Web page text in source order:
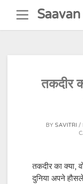
content
Saavan
तकदीर
BY SAVITRI
तकदीर का क्या,
दुनिया अपने